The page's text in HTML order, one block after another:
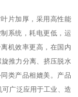
片加厚，采用高性能
系统，耗电更低，运
机效率更高，在国内
推力分离、挤压脱水
类产品相媲美。产品
广泛应用于工业、造